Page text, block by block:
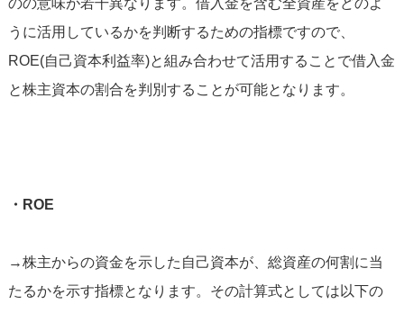
のの意味が若干異なります。借入金を含む全資産をどのよ
うに活用しているかを判断するための指標ですので、
ROE(自己資本利益率)と組み合わせて活用することで借入金
と株主資本の割合を判別することが可能となります。
・ROE
→株主からの資金を示した自己資本が、総資産の何割に当
たるかを示す指標となります。その計算式としては以下の